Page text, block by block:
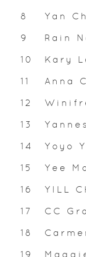
8 Yan
9 Rain
10 Kary
11 Anna
12
13
14 Yoyo
15 Yee
16 YILL
17 CC
18
19